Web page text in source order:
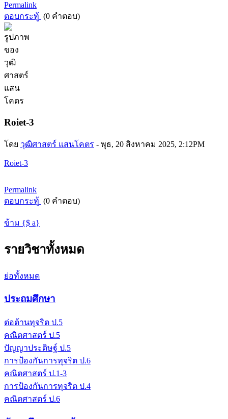
Permalink
ตอบกระทู้ (0 คำตอบ)
Roiet-3
โดย วุฒิศาสตร์ แสนโคตร - พุธ, 20 สิงหาคม 2025, 2:12PM
Roiet-3
Permalink
ตอบกระทู้ (0 คำตอบ)
ข้าม {$ a}
รายวิชาทั้งหมด
ย่อทั้งหมด
ประถมศึกษา
ต่อต้านทุจริต ป.5
คณิตศาสตร์ ป.5
ปัญญาประดิษฐ์ ป.5
การป้องกันการทุจริต ป.6
คณิตศาสตร์ ป.1-3
การป้องกันการทุจริต ป.4
คณิตศาสตร์ ป.6